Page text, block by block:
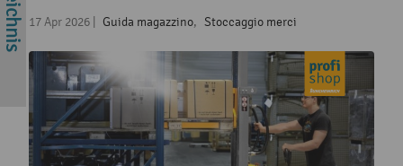
17 Apr 2026 Guida magazzino, Stoccaggio merci